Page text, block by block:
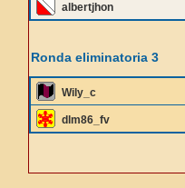
albertjhon
Ronda eliminatoria 3
Wily_c
dlm86_fv